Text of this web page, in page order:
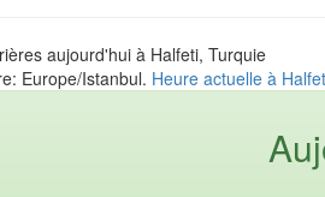
aujourd'hui à Halfeti, Turquie
Europe/Istanbul. Heure actuelle à